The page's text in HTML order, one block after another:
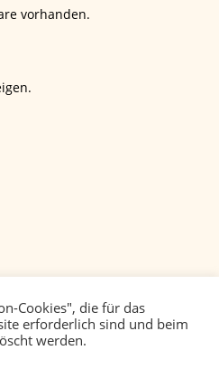
vorhanden.
Impressum
Cookies", die für das
erforderlich sind und beim
werden.